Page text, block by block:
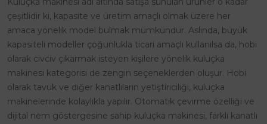
çeşitlidir ki, kapasite ve üretim amaçlı olmak üzere her
amaca yönelik model bulmak mümkündür. Aslında, büyük
kapasiteli modeller çoğunlukla ticari amaçlı kullanılsa da, hobi
olarak civciv çıkarmak isteyen kişilere yönelik kuluçka
makinesi kategorisi de zengin seçeneklerden oluşur. Hobi
olarak tavuk ve diğer kanatlıların yetiştiriciliği, kuluçka
makinelerinde kolaylıkla yapılır. Otomatik çevirme özelliği ve
dijital nem göstergesine sahip kuluçka makinesi, farklı kanatlı